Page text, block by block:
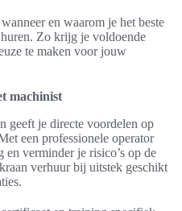
en waarom je het beste
Zo krijg je voldoende
te maken voor jouw
machinist
geeft je directe voordelen op
een professionele operator
verminder je risico’s op de
verhuur bij uitstek geschikt